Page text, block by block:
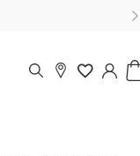
no cartão em até 6x